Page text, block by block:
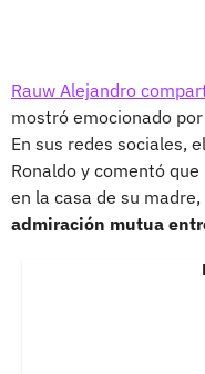
Rauw Alejandro
mostró emocionado
En sus redes sociales,
Ronaldo y comentó
en la casa de su
admiración mutua